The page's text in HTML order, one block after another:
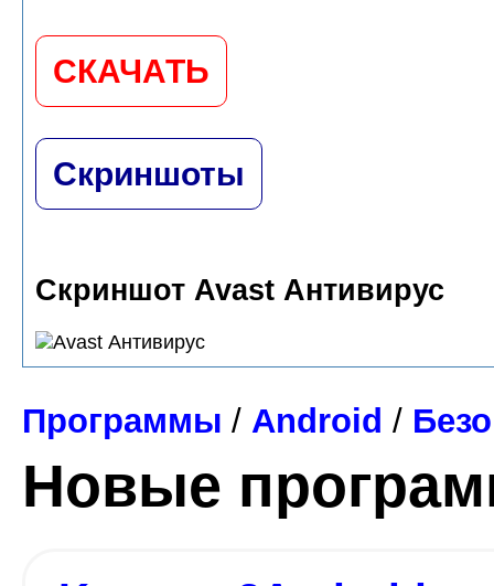
СКАЧАТЬ
Скриншоты
Скриншот Avast Антивирус
Программы / Android /
Новые